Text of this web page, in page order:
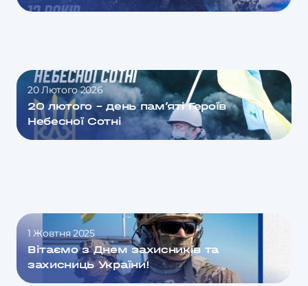
20 Лютого 2026
20 лютого – день пам’яті Героїв
Небесної Сотні
1 Жовтня 2025
Вітаємо з Днем захисників та
захисниць України!